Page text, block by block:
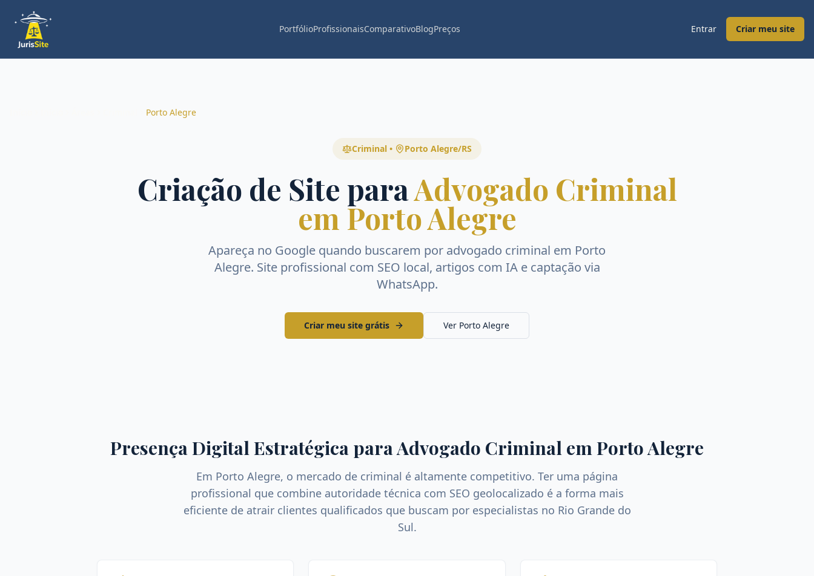
PortfólioProfissionaisComparativoBlogPreços Entrar Criar meu site
Porto Alegre
Criminal • Porto Alegre/RS
Criação de Site paraAdvogado Criminal
em Porto Alegre
Apareça no Google quando buscarem por advogado criminal em Porto
Alegre. Site profissional com SEO local, artigos com IA e captação via
WhatsApp.
Criar meu site grátis Ver Porto Alegre
Presença Digital Estratégica paraAdvogado Criminal emPorto Alegre
Em Porto Alegre, o mercado de criminal é altamente competitivo. Ter uma página
profissional que combine autoridade técnica com SEO geolocalizado é a forma mais
eficiente de atrair clientes qualificados que buscam por especialistas no Rio Grande do
Sul.